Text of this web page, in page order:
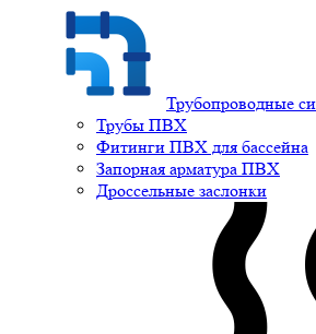
Трубопроводные
Трубы ПВХ
Фитинги ПВХ для бассейна
Запорная арматура ПВХ
Дроссельные заслонки